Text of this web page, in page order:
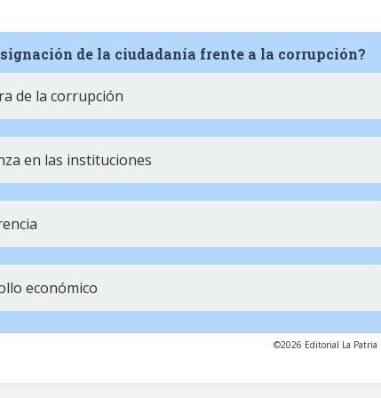
de la ciudadanía frente a la corrupción?
de la corrupción
en las instituciones
económico
©2026 Editorial La Patria